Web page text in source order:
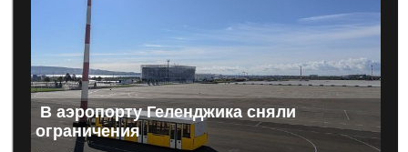
В аэропорту Геленджика сняли
ограничения